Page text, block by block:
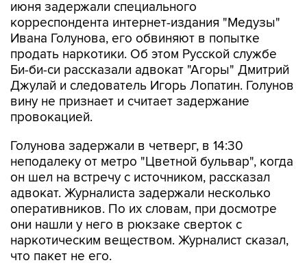
июня задержали специального
корреспондента интернет-издания "Медузы"
Ивана Голунова, его обвиняют в попытке
продать наркотики. Об этом Русской службе
Би-би-си рассказали адвокат "Агоры" Дмитрий
Джулай и следователь Игорь Лопатин. Голунов
вину не признает и считает задержание
провокацией.
Голунова задержали в четверг, в 14:30
неподалеку от метро "Цветной бульвар", когда
он шел на встречу с источником, рассказал
адвокат. Журналиста задержали несколько
оперативников. По их словам, при досмотре
они нашли у него в рюкзаке сверток с
наркотическим веществом. Журналист сказал,
что пакет не его.